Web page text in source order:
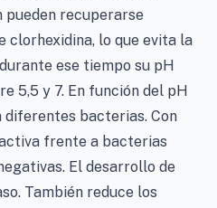
pueden recuperarse
clorhexidina, lo que evita la
ese tiempo su pH
5,5 y 7. En función del pH
bacterias. Con
frente a bacterias
El desarrollo de
También reduce los